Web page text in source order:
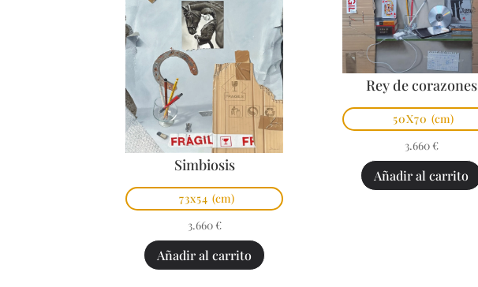
Simbiosis
73x54 (cm)
3.660 €
Añadir al carrito
Rey de corazones
50X70 (cm)
3.660 €
Añadir al carrito